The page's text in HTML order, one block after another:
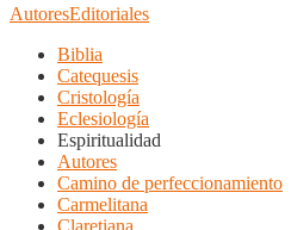
AutoresEditoriales
Biblia
Catequesis
Cristología
Eclesiología
Espiritualidad
Autores
Camino de perfeccionamiento
Carmelitana
Claretiana